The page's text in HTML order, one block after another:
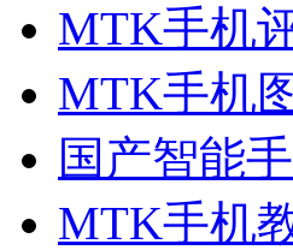
MTK手机
MTK手机
国产智能
MTK手机